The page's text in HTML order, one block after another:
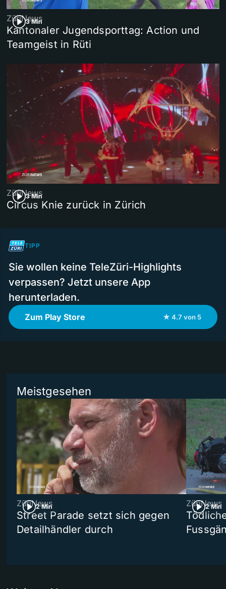
3 Min
ZüriNews
Kantonaler Jugendsporttag: Action und
Teamgeist in Rüti
3 Min
ZüriNews
Circus Knie zurück in Zürich
TIPP
Sie wollen keine TeleZüri-Highlights
verpassen? Jetzt unsere App
herunterladen.
Zum Play Store ★ 4.7 von 5
Meistgesehen
2 Min
ZüriNews
Street Parade setzt sich gegen
Detailhändler durch
2 Min
ZüriNews